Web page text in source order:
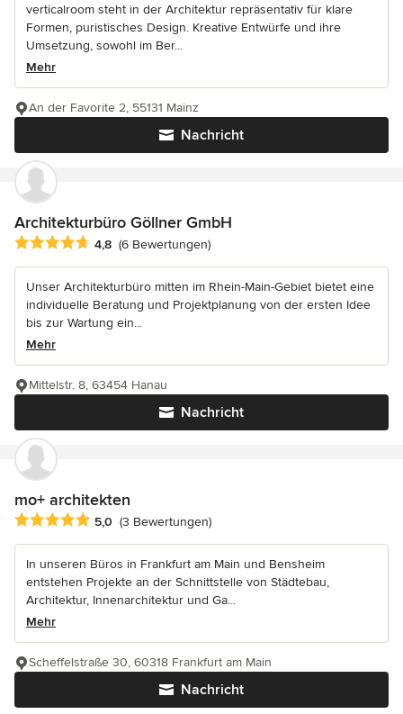
verticalroom steht in der Architektur repräsentativ für klare
Formen, puristisches Design. Kreative Entwürfe und ihre
Umsetzung, sowohl im Ber...
Mehr
Nachricht
An der Favorite 2, 55131 Mainz
Architekturbüro Göllner GmbH
Durchschnittliche Bewertung: 4.8 von 5 Sternen
4,8 (6 Bewertungen)
Unser Architekturbüro mitten im Rhein-Main-Gebiet bietet eine
individuelle Beratung und Projektplanung von der ersten Idee
bis zur Wartung ein...
Mehr
Nachricht
Mittelstr. 8, 63454 Hanau
mo+ architekten
Durchschnittliche Bewertung: 5 von 5 Sternen
5,0 (3 Bewertungen)
In unseren Büros in Frankfurt am Main und Bensheim
entstehen Projekte an der Schnittstelle von Städtebau,
Architektur, Innenarchitektur und Ga...
Mehr
Nachricht
Scheffelstraße 30, 60318 Frankfurt am Main